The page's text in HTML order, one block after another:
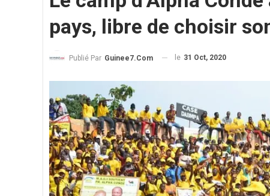
pays, libre de choisir
Publié Par Guinee7.com le 31 Oct, 2020